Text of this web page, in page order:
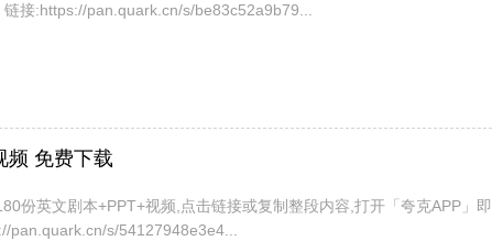
接:https://pan.quark.cn/s/be83c52a9b79...
频 免费下载
份英文剧本+PPT+视频,点击链接或复制整段内容,打开「夸克APP」即
pan.quark.cn/s/54127948e3e4...